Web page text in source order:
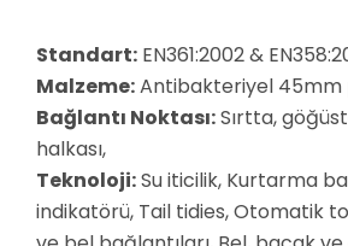
Standart: EN361:2002 &
Malzeme:Antibakteriyel
Bağlantı Noktası:Sırtta,
halkası,
Teknoloji:Su iticilik, Kurtarma
indikatörü, Tail tidies, Otomatik